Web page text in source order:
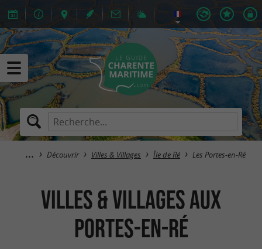
Découvrir Villes & Villages Île de Ré Les Portes-en-Ré
Villes & Villages aux
Portes-en-Ré